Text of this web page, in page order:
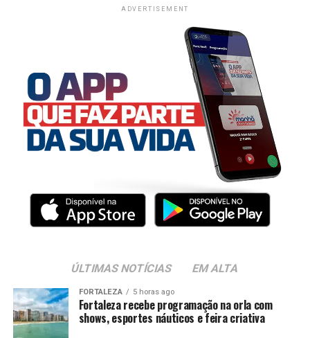
ADVERTISEMENT
ÚLTIMAS NOTÍCIAS EM ALTA
FORTALEZA 5 horas ago
Fortaleza recebe programação na orla com
shows, esportes náuticos e feira criativa